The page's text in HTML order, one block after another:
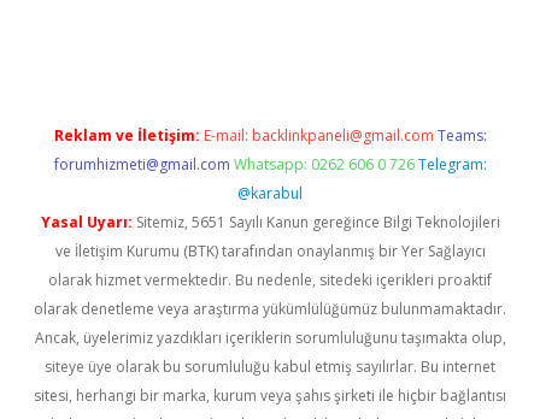
Reklam ve İletişim: E-mail: backlinkpaneli@gmail.com Teams:
forumhizmeti@gmail.com Whatsapp: 0262 606 0 726 Telegram:
@karabul
Yasal Uyarı: Sitemiz, 5651 Sayılı Kanun gereğince Bilgi Teknolojileri
ve İletişim Kurumu (BTK) tarafından onaylanmış bir Yer Sağlayıcı
olarak hizmet vermektedir. Bu nedenle, sitedeki içerikleri proaktif
olarak denetleme veya araştırma yükümlülüğümüz bulunmamaktadır.
Ancak, üyelerimiz yazdıkları içeriklerin sorumluluğunu taşımakta olup,
siteye üye olarak bu sorumluluğu kabul etmiş sayılırlar. Bu internet
sitesi, herhangi bir marka, kurum veya şahıs şirketi ile hiçbir bağlantısı